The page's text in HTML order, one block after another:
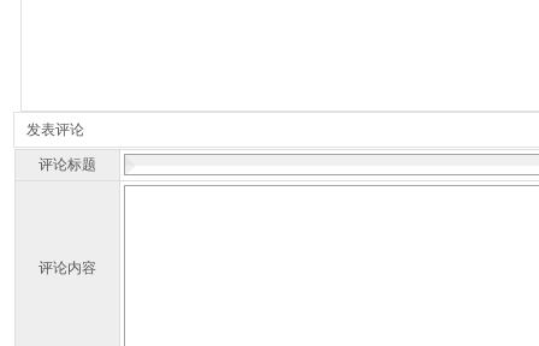
发表评论
评论标题
评论内容